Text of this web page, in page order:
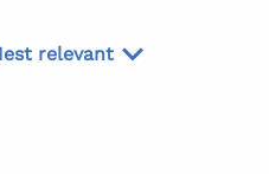
relevant